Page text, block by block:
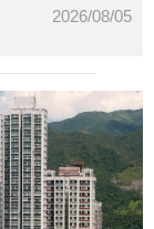
2026/08/05